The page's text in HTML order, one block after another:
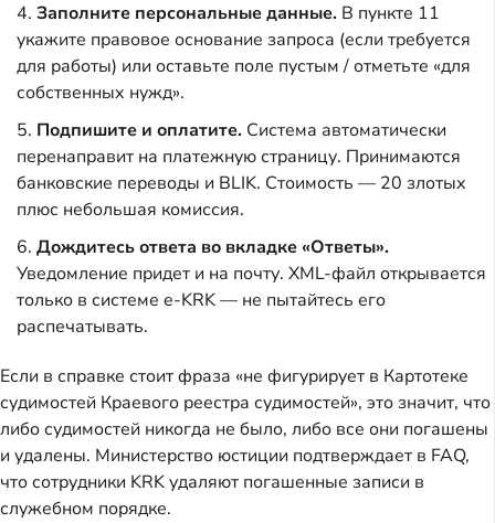
Заполните персональные данные. В пункте 11
укажите правовое основание запроса (если требуется
для работы) или оставьте поле пустым / отметьте «для
собственных нужд».
Подпишите и оплатите. Система автоматически
перенаправит на платежную страницу. Принимаются
банковские переводы и BLIK. Стоимость — 20 злотых
плюс небольшая комиссия.
Дождитесь ответа во вкладке «Ответы».
Уведомление придет и на почту. XML-файл открывается
только в системе e-KRK — не пытайтесь его
распечатывать.
Если в справке стоит фраза «не фигурирует в Картотеке
судимостей Краевого реестра судимостей», это значит, что
либо судимостей никогда не было, либо все они погашены
и удалены. Министерство юстиции подтверждает в FAQ,
что сотрудники KRK удаляют погашенные записи в
служебном порядке.